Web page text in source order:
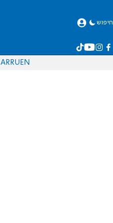
חיפוש
EN
RU
AR